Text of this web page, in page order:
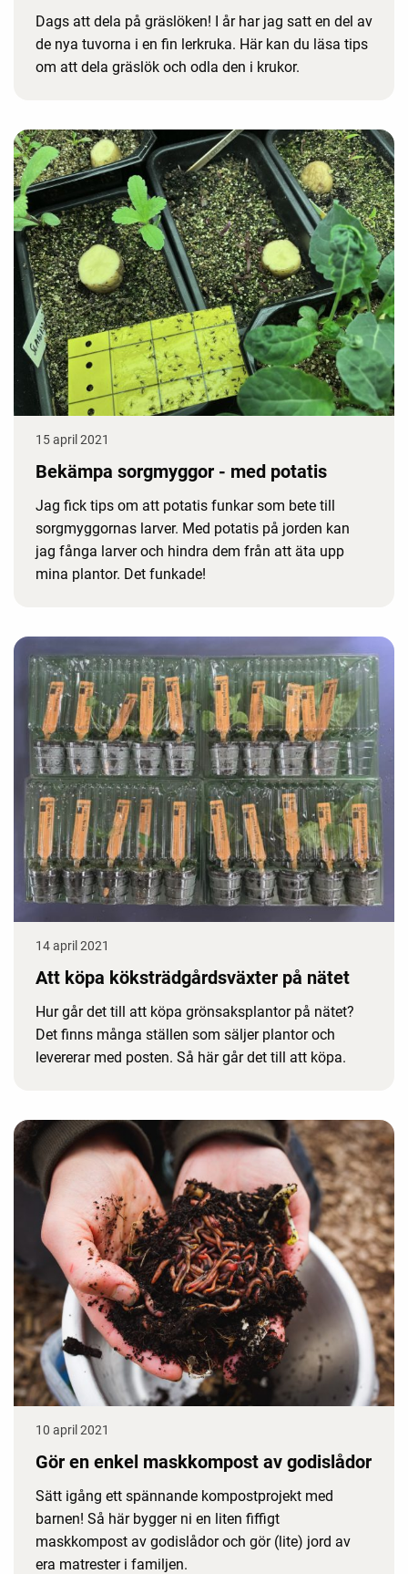
Dags att dela på gräslöken! I år har jag satt en del av
de nya tuvorna i en fin lerkruka. Här kan du läsa tips
om att dela gräslök och odla den i krukor.
15 april 2021
Bekämpa sorgmyggor - med potatis
Jag fick tips om att potatis funkar som bete till
sorgmyggornas larver. Med potatis på jorden kan
jag fånga larver och hindra dem från att äta upp
mina plantor. Det funkade!
14 april 2021
Att köpa köksträdgårdsväxter på nätet
Hur går det till att köpa grönsaksplantor på nätet?
Det finns många ställen som säljer plantor och
levererar med posten. Så här går det till att köpa.
10 april 2021
Gör en enkel maskkompost av godislådor
Sätt igång ett spännande kompostprojekt med
barnen! Så här bygger ni en liten fiffigt
maskkompost av godislådor och gör (lite) jord av
era matrester i familjen.